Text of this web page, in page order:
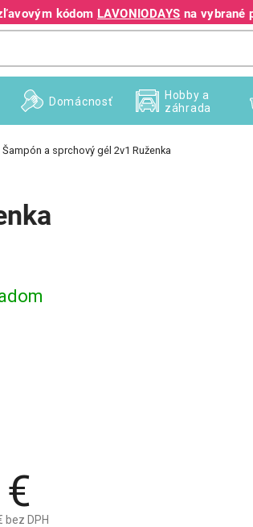
kódom LAVONIODAYS na vybrané
+421 940 995 209
Domácnosť
Hobby a
záhrada
a sprchový gél 2v1 Ruženka
bez DPH